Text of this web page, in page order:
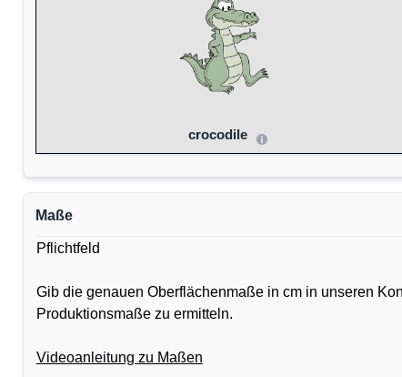
crocodile
Maße
Pflichtfeld
Gib die genauen Oberflächenmaße in cm in unseren
Produktionsmaße zu ermitteln.
Videoanleitung zu Maßen